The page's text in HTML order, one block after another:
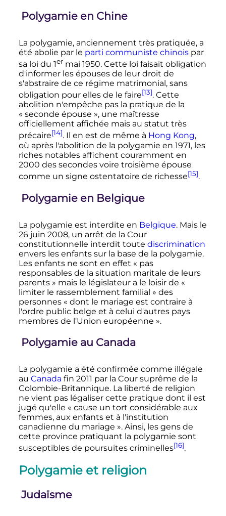
Polygamie en Chine
La polygamie, anciennement très pratiquée, a
été abolie par le parti communiste chinoispar
sa loi du 1ermai 1950. Cette loi faisait obligation
d'informer les épouses de leur droit de
s'abstraire de ce régime matrimonial, sans
obligation pour elles de le faire[13]. Cette
abolition n'empêche pas la pratique de la
« seconde épouse », une maîtresse
officiellement affichée mais au statut très
précaire[14]. Il en est de même à Hong Kong,
où après l'abolition de la polygamie en 1971, les
riches notables affichent couramment en
2000 des secondes voire troisième épouse
comme un signe ostentatoire de richesse[15].
Polygamie en Belgique
La polygamie est interdite en Belgique. Mais le
26 juin 2008, un arrêt de la Cour
constitutionnelle interdit toute discrimination
envers les enfants sur la base de la polygamie.
Les enfants ne sont en effet « pas
responsables de la situation maritale de leurs
parents » mais le législateur a le loisir de «
limiter le rassemblement familial » des
personnes « dont le mariage est contraire à
l'ordre public belge et à celui d'autres pays
membres de l'Union européenne ».
Polygamie au Canada
La polygamie a été confirmée comme illégale
au Canada fin 2011 par la Cour suprême de la
Colombie-Britannique. La liberté de religion
ne vient pas légaliser cette pratique dont il est
jugé qu'elle « cause un tort considérable aux
femmes, aux enfants et à l'institution
canadienne du mariage ». Ainsi, les gens de
cette province pratiquant la polygamie sont
susceptibles de poursuites criminelles[16].
Polygamie et religion
Judaïsme